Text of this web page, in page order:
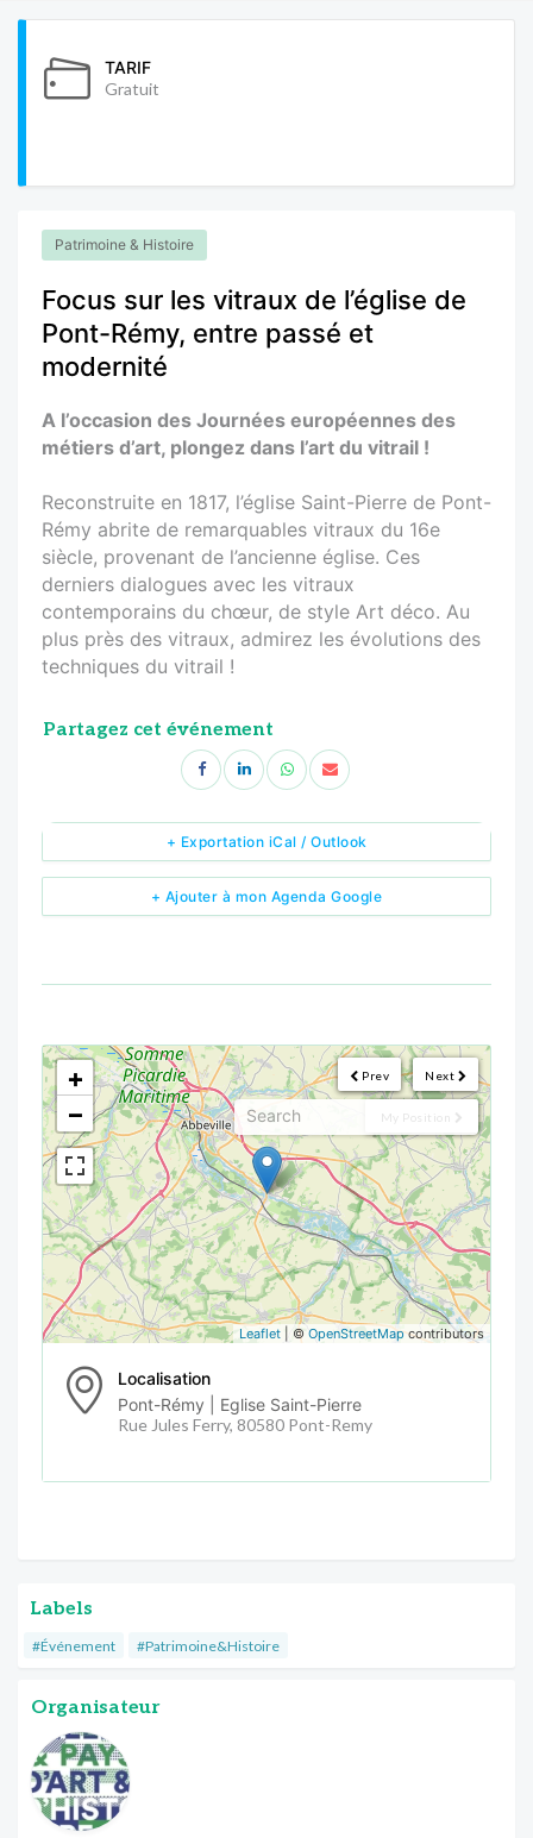
TARIF
Gratuit
Patrimoine & Histoire
Focus sur les vitraux de l’église de
Pont-Rémy, entre passé et
modernité
A l’occasion des Journées européennes des
métiers d’art, plongez dans l’art du vitrail !
Reconstruite en 1817, l’église Saint-Pierre de Pont-
Rémy abrite de remarquables vitraux du 16e
siècle, provenant de l’ancienne église. Ces
derniers dialogues avec les vitraux
contemporains du chœur, de style Art déco. Au
plus près des vitraux, admirez les évolutions des
techniques du vitrail !
Partagez cet événement
+ Ajouter à mon Agenda Google
+ Exportation iCal / Outlook
Next
Prev
My Position
<!---->
+
−
Leaflet | © OpenStreetMapcontributors
Localisation
Pont-Rémy | Eglise Saint-Pierre
Rue Jules Ferry, 80580 Pont-Remy
Labels
#Événement #Patrimoine&Histoire
Organisateur